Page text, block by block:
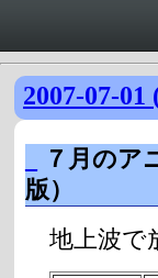
2007-07-01
７月のア
版）
地上波で